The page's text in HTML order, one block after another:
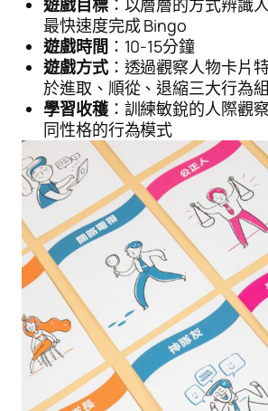
搜
搜
遊戲目標：以層層的方式辨識
最快速度完成 Bingo
遊戲時間 ：10-15分鐘
遊戲方式：透過觀察人物卡片
於進取、順從、退縮三大行為組
學習收穫：訓練敏銳的人際觀
同性格的行為模式